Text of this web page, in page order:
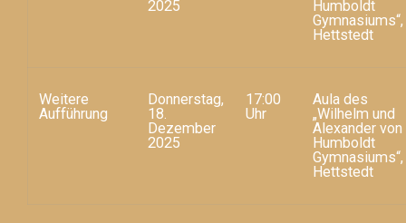
2025
Humboldt
Gymnasiums“,
Hettstedt
Weitere
Aufführung
Donnerstag,
18.
Dezember
2025
17:00
Uhr
Aula des
„Wilhelm und
Alexander von
Humboldt
Gymnasiums“,
Hettstedt